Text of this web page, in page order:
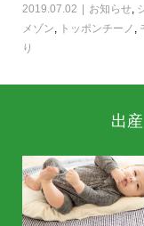
2019.07.02
お知らせ,
メゾン, トッポンチーノ ,
り
出